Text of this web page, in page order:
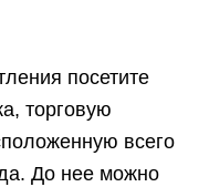
посетите
торговую
всего
До нее можно